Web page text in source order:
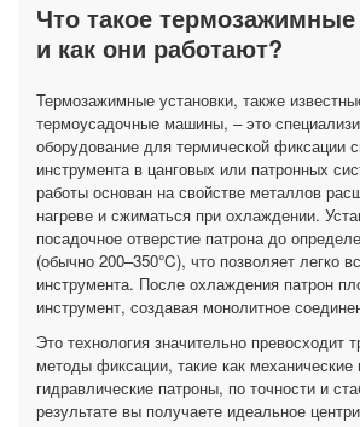
Что такое термозажимные
и как они работают?
Термозажимные установки, также
термоусадочные машины, – это
оборудование для термической фиксации
инструмента в цанговых или патронных
работы основан на свойстве металлов
нагреве и сжиматься при охлаждении.
посадочное отверстие патрона до
(обычно 200–350°C), что позволяет легко
инструмента. После охлаждения патрон
инструмент, создавая монолитное
Это технология значительно превосходит
методы фиксации, такие как механические
гидравлические патроны, по точности и
результате вы получаете идеальное